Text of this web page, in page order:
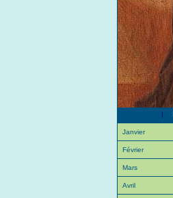
|
Janvier
Février
Mars
Avril